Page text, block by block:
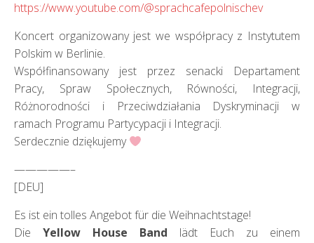
https://www.youtube.com/@sprachcafepolnischev
Koncert organizowany jest we współpracy z Instytutem
Polskim w Berlinie.
Współfinansowany jest przez senacki Departament
Pracy, Spraw Społecznych, Równości, Integracji,
Różnorodności i Przeciwdziałania Dyskryminacji w
ramach Programu Partycypacji i Integracji.
Serdecznie dziękujemy
—————–
[DEU]
Es ist ein tolles Angebot für die Weihnachtstage!
Die Yellow House Band lädt Euch zu einem